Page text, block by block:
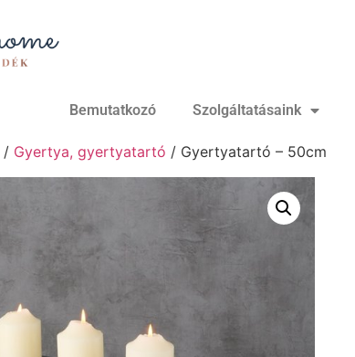
Bemutatkozó Szolgáltatásaink
/ Gyertya, gyertyatartó / Gyertyatartó – 50cm